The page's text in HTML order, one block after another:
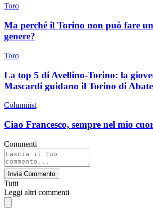
Toro
Ma perché il Torino non può fare
genere?
Toro
La top 5 di Avellino-Torino: la
Mascardi guidano il Torino di Abate
Columnist
Ciao Francesco, sempre nel mio
Commenti
Invia Commento
Tutti
Leggi altri commenti